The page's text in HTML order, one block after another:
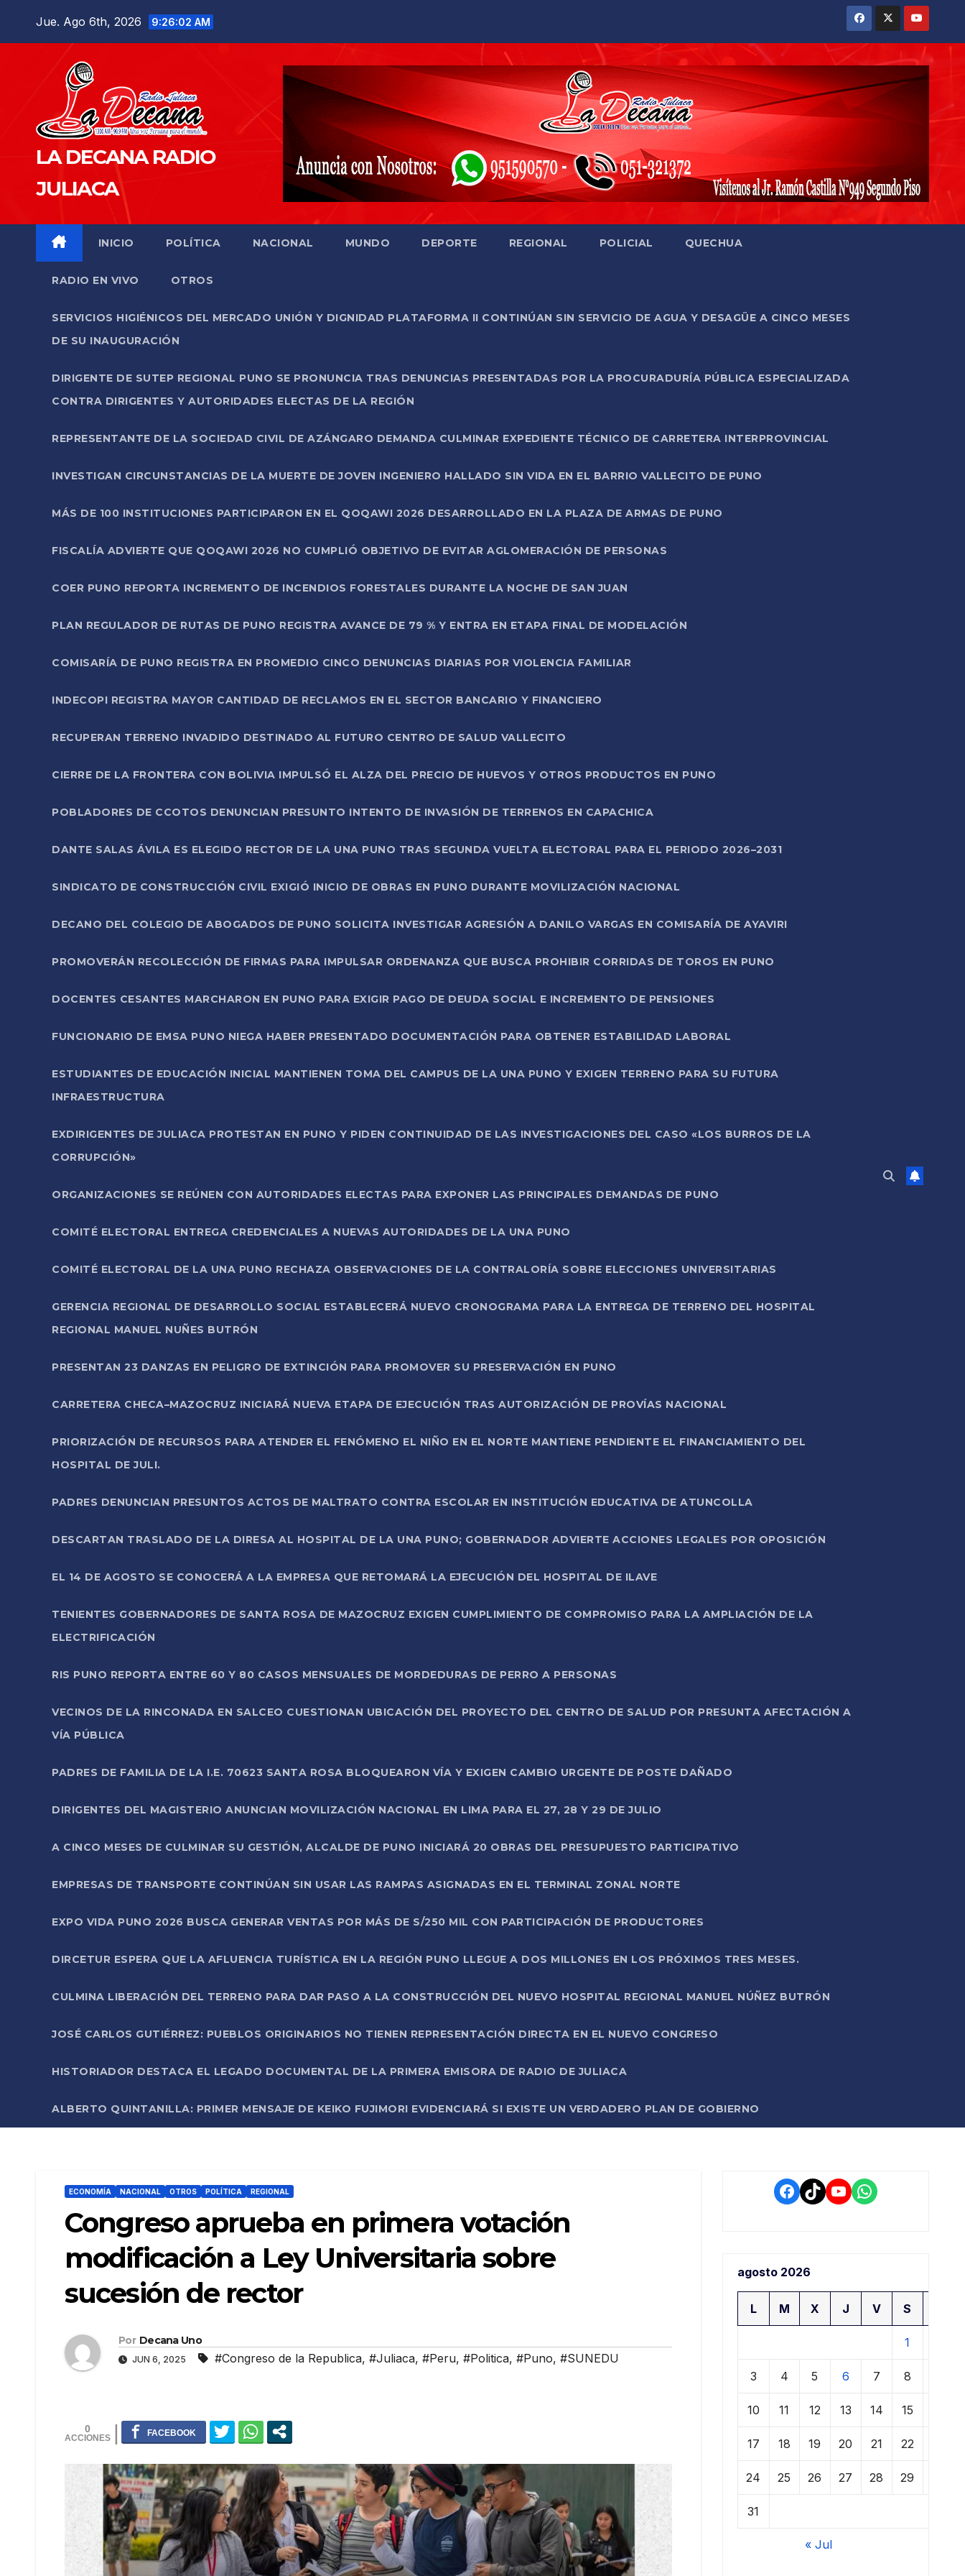
Jue. Ago 6th, 2026 9:26:03 AM
LA DECANA RADIO
JULIACA
INICIO POLÍTICA NACIONAL MUNDO DEPORTE REGIONAL POLICIAL QUECHUA
RADIO EN VIVO OTROS
SERVICIOS HIGIÉNICOS DEL MERCADO UNIÓN Y DIGNIDAD PLATAFORMA II CONTINÚAN SIN SERVICIO DE AGUA Y DESAGÜE A CINCO MESES
DE SU INAUGURACIÓN
DIRIGENTE DE SUTEP REGIONAL PUNO SE PRONUNCIA TRAS DENUNCIAS PRESENTADAS POR LA PROCURADURÍA PÚBLICA ESPECIALIZADA
CONTRA DIRIGENTES Y AUTORIDADES ELECTAS DE LA REGIÓN
REPRESENTANTE DE LA SOCIEDAD CIVIL DE AZÁNGARO DEMANDA CULMINAR EXPEDIENTE TÉCNICO DE CARRETERA INTERPROVINCIAL
INVESTIGAN CIRCUNSTANCIAS DE LA MUERTE DE JOVEN INGENIERO HALLADO SIN VIDA EN EL BARRIO VALLECITO DE PUNO
MÁS DE 100 INSTITUCIONES PARTICIPARON EN EL QOQAWI 2026 DESARROLLADO EN LA PLAZA DE ARMAS DE PUNO
FISCALÍA ADVIERTE QUE QOQAWI 2026 NO CUMPLIÓ OBJETIVO DE EVITAR AGLOMERACIÓN DE PERSONAS
COER PUNO REPORTA INCREMENTO DE INCENDIOS FORESTALES DURANTE LA NOCHE DE SAN JUAN
PLAN REGULADOR DE RUTAS DE PUNO REGISTRA AVANCE DE 79 % Y ENTRA EN ETAPA FINAL DE MODELACIÓN
COMISARÍA DE PUNO REGISTRA EN PROMEDIO CINCO DENUNCIAS DIARIAS POR VIOLENCIA FAMILIAR
INDECOPI REGISTRA MAYOR CANTIDAD DE RECLAMOS EN EL SECTOR BANCARIO Y FINANCIERO
RECUPERAN TERRENO INVADIDO DESTINADO AL FUTURO CENTRO DE SALUD VALLECITO
CIERRE DE LA FRONTERA CON BOLIVIA IMPULSÓ EL ALZA DEL PRECIO DE HUEVOS Y OTROS PRODUCTOS EN PUNO
POBLADORES DE CCOTOS DENUNCIAN PRESUNTO INTENTO DE INVASIÓN DE TERRENOS EN CAPACHICA
DANTE SALAS ÁVILA ES ELEGIDO RECTOR DE LA UNA PUNO TRAS SEGUNDA VUELTA ELECTORAL PARA EL PERIODO 2026–2031
SINDICATO DE CONSTRUCCIÓN CIVIL EXIGIÓ INICIO DE OBRAS EN PUNO DURANTE MOVILIZACIÓN NACIONAL
DECANO DEL COLEGIO DE ABOGADOS DE PUNO SOLICITA INVESTIGAR AGRESIÓN A DANILO VARGAS EN COMISARÍA DE AYAVIRI
PROMOVERÁN RECOLECCIÓN DE FIRMAS PARA IMPULSAR ORDENANZA QUE BUSCA PROHIBIR CORRIDAS DE TOROS EN PUNO
DOCENTES CESANTES MARCHARON EN PUNO PARA EXIGIR PAGO DE DEUDA SOCIAL E INCREMENTO DE PENSIONES
FUNCIONARIO DE EMSA PUNO NIEGA HABER PRESENTADO DOCUMENTACIÓN PARA OBTENER ESTABILIDAD LABORAL
ESTUDIANTES DE EDUCACIÓN INICIAL MANTIENEN TOMA DEL CAMPUS DE LA UNA PUNO Y EXIGEN TERRENO PARA SU FUTURA
INFRAESTRUCTURA
EXDIRIGENTES DE JULIACA PROTESTAN EN PUNO Y PIDEN CONTINUIDAD DE LAS INVESTIGACIONES DEL CASO «LOS BURROS DE LA
CORRUPCIÓN»
ORGANIZACIONES SE REÚNEN CON AUTORIDADES ELECTAS PARA EXPONER LAS PRINCIPALES DEMANDAS DE PUNO
COMITÉ ELECTORAL ENTREGA CREDENCIALES A NUEVAS AUTORIDADES DE LA UNA PUNO
COMITÉ ELECTORAL DE LA UNA PUNO RECHAZA OBSERVACIONES DE LA CONTRALORÍA SOBRE ELECCIONES UNIVERSITARIAS
GERENCIA REGIONAL DE DESARROLLO SOCIAL ESTABLECERÁ NUEVO CRONOGRAMA PARA LA ENTREGA DE TERRENO DEL HOSPITAL
REGIONAL MANUEL NUÑES BUTRÓN
PRESENTAN 23 DANZAS EN PELIGRO DE EXTINCIÓN PARA PROMOVER SU PRESERVACIÓN EN PUNO
CARRETERA CHECA–MAZOCRUZ INICIARÁ NUEVA ETAPA DE EJECUCIÓN TRAS AUTORIZACIÓN DE PROVÍAS NACIONAL
PRIORIZACIÓN DE RECURSOS PARA ATENDER EL FENÓMENO EL NIÑO EN EL NORTE MANTIENE PENDIENTE EL FINANCIAMIENTO DEL
HOSPITAL DE JULI.
PADRES DENUNCIAN PRESUNTOS ACTOS DE MALTRATO CONTRA ESCOLAR EN INSTITUCIÓN EDUCATIVA DE ATUNCOLLA
DESCARTAN TRASLADO DE LA DIRESA AL HOSPITAL DE LA UNA PUNO; GOBERNADOR ADVIERTE ACCIONES LEGALES POR OPOSICIÓN
EL 14 DE AGOSTO SE CONOCERÁ A LA EMPRESA QUE RETOMARÁ LA EJECUCIÓN DEL HOSPITAL DE ILAVE
TENIENTES GOBERNADORES DE SANTA ROSA DE MAZOCRUZ EXIGEN CUMPLIMIENTO DE COMPROMISO PARA LA AMPLIACIÓN DE LA
ELECTRIFICACIÓN
RIS PUNO REPORTA ENTRE 60 Y 80 CASOS MENSUALES DE MORDEDURAS DE PERRO A PERSONAS
VECINOS DE LA RINCONADA EN SALCEO CUESTIONAN UBICACIÓN DEL PROYECTO DEL CENTRO DE SALUD POR PRESUNTA AFECTACIÓN A
VÍA PÚBLICA
PADRES DE FAMILIA DE LA I.E. 70623 SANTA ROSA BLOQUEARON VÍA Y EXIGEN CAMBIO URGENTE DE POSTE DAÑADO
DIRIGENTES DEL MAGISTERIO ANUNCIAN MOVILIZACIÓN NACIONAL EN LIMA PARA EL 27, 28 Y 29 DE JULIO
A CINCO MESES DE CULMINAR SU GESTIÓN, ALCALDE DE PUNO INICIARÁ 20 OBRAS DEL PRESUPUESTO PARTICIPATIVO
EMPRESAS DE TRANSPORTE CONTINÚAN SIN USAR LAS RAMPAS ASIGNADAS EN EL TERMINAL ZONAL NORTE
EXPO VIDA PUNO 2026 BUSCA GENERAR VENTAS POR MÁS DE S/250 MIL CON PARTICIPACIÓN DE PRODUCTORES
DIRCETUR ESPERA QUE LA AFLUENCIA TURÍSTICA EN LA REGIÓN PUNO LLEGUE A DOS MILLONES EN LOS PRÓXIMOS TRES MESES.
CULMINA LIBERACIÓN DEL TERRENO PARA DAR PASO A LA CONSTRUCCIÓN DEL NUEVO HOSPITAL REGIONAL MANUEL NÚÑEZ BUTRÓN
JOSÉ CARLOS GUTIÉRREZ: PUEBLOS ORIGINARIOS NO TIENEN REPRESENTACIÓN DIRECTA EN EL NUEVO CONGRESO
HISTORIADOR DESTACA EL LEGADO DOCUMENTAL DE LA PRIMERA EMISORA DE RADIO DE JULIACA
ALBERTO QUINTANILLA: PRIMER MENSAJE DE KEIKO FUJIMORI EVIDENCIARÁ SI EXISTE UN VERDADERO PLAN DE GOBIERNO
ECONOMÍA NACIONAL OTROS POLÍTICA REGIONAL
Congreso aprueba en primera votación
modificación a Ley Universitaria sobre
sucesión de rector
Por Decana Uno
JUN 6, 2025 #Congreso de la Republica, #Juliaca, #Peru, #Politica, #Puno, #SUNEDU
0
Facebook
TikTokYouTube
WhatsApp
agosto 2026
L M X J V S
1
3 4 5 6 7 8
10 11 12 13 14 15
17 18 19 20 21 22
24 25 26 27 28 29
31
« Jul